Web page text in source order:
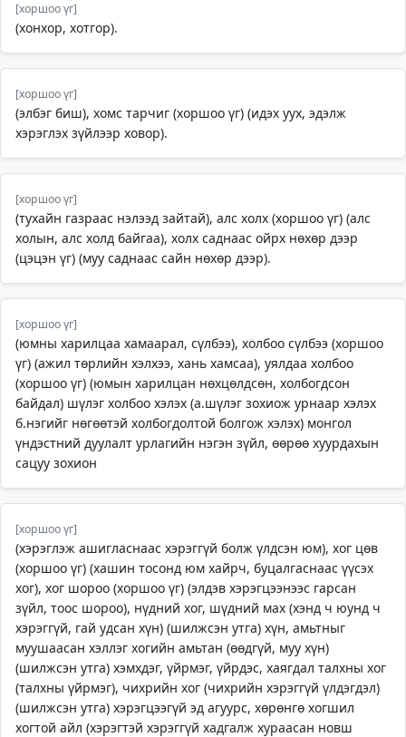
[хоршоо үг]
(хонхор, хотгор).
[хоршоо үг]
(элбэг биш), хомс тарчиг (хоршоо үг) (идэх уух, эдэлж
хэрэглэх зүйлээр ховор).
[хоршоо үг]
(тухайн газраас нэлээд зайтай), алс холх (хоршоо үг) (алс
холын, алс холд байгаа), холх саднаас ойрх нөхөр дээр
(цэцэн үг) (муу саднаас сайн нөхөр дээр).
[хоршоо үг]
(юмны харилцаа хамаарал, сүлбээ), холбоо сүлбээ (хоршоо
үг) (ажил төрлийн хэлхээ, хань хамсаа), уялдаа холбоо
(хоршоо үг) (юмын харилцан нөхцөлдсөн, холбогдсон
байдал) шүлэг холбоо хэлэх (а.шүлэг зохиож урнаар хэлэх
б.нэгийг нөгөөтэй холбогдолтой болгож хэлэх) монгол
үндэстний дуулалт урлагийн нэгэн зүйл, өөрөө хуурдахын
сацуу зохион
[хоршоо үг]
(хэрэглэж ашигласнаас хэрэггүй болж үлдсэн юм), хог цөв
(хоршоо үг) (хашин тосонд юм хайрч, буцалгаснаас үүсэх
хог), хог шороо (хоршоо үг) (элдэв хэрэгцээнээс гарсан
зүйл, тоос шороо), нүдний хог, шүдний мах (хэнд ч юунд ч
хэрэггүй, гай удсан хүн) (шилжсэн утга) хүн, амьтныг
муушаасан хэллэг хогийн амьтан (өөдгүй, муу хүн)
(шилжсэн утга) хэмхдэг, үйрмэг, үйрдэс, хаягдал талхны хог
(талхны үйрмэг), чихрийн хог (чихрийн хэрэггүй үлдэгдэл)
(шилжсэн утга) хэрэгцээгүй эд агуурс, хөрөнгө хогшил
хогтой айл (хэрэгтэй хэрэггүй хадгалж хураасан новш